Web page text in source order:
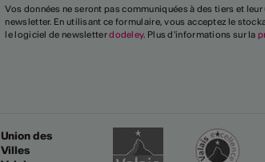
Vos données ne seront pas communiquées à des tiers et
newsletter. En utilisant ce formulaire, vous acceptez le
le logiciel de newsletterdodeley. Plus d'informations sur la
Union des
Villes